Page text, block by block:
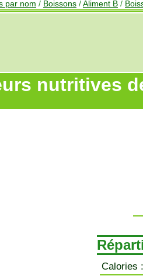
par nom / Boissons /Aliment B /
nutritives
Calories :